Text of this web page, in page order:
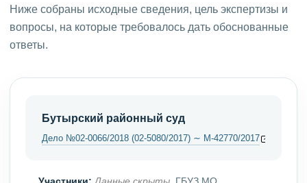
Ниже собраны исходные сведения, цель экспертизы и
вопросы, на которые требовалось дать обоснованные
ответы.
Бутырский районный суд
Дело №02-0066/2018 (02-5080/2017) ∼ М-42770/2017